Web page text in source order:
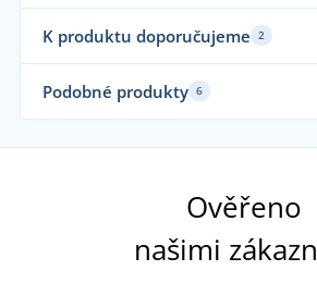
K produktu doporučujeme 2
Podobné produkty 6
Ověřeno
našimi